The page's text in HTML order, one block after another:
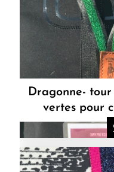
Dragonne-
vertes pour